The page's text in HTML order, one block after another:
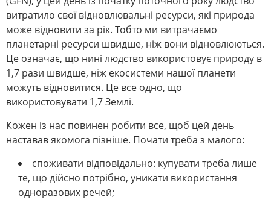
витратило свої відновлювальні ресурси, які природа
може відновити за рік. Тобто ми витрачаємо
планетарні ресурси швидше, ніж вони відновлюються.
Це означає, що нині людство використовує природу в
1,7 рази швидше, ніж екосистеми нашої планети
можуть відновитися. Це все одно, що
використовувати 1,7 Землі.
Кожен із нас повинен робити все, щоб цей день
наставав якомога пізніше. Почати треба з малого:
споживати відповідально: купувати треба лише
те, що дійсно потрібно, уникати використання
одноразових речей;